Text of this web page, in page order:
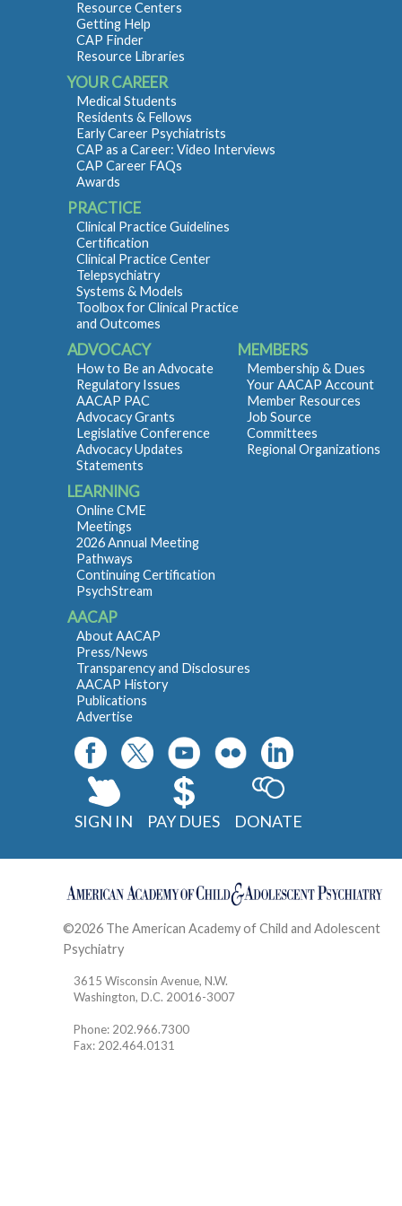
fracaso no debe considerarse negativo, si surgen
problemas con entrenadores, los padres deben
comunicarse en privado y, si persisten, considerar
retirar a sus hijos de la actividad. La participación
activa y el diálogo con los hijos fortalecen su
desarrollo de valores y habilidades que influyen en
su vida adulta, haciendo que las lecciones
aprendidas en los deportes sean fundamentales
para su formación personal y social.
Resource Centers
Getting Help
CAP Finder
Resource Libraries
YOUR CAREER
Medical Students
Residents & Fellows
Early Career Psychiatrists
CAP as a Career: Video Interviews
CAP Career FAQs
Awards
PRACTICE
Clinical Practice Guidelines
Certification
Clinical Practice Center
Telepsychiatry
Systems & Models
Toolbox for Clinical Practice
and Outcomes
ADVOCACY
How to Be an Advocate
Regulatory Issues
AACAP PAC
Advocacy Grants
Legislative Conference
Advocacy Updates
Statements
MEMBERS
Membership & Dues
Your AACAP Account
Member Resources
Job Source
Committees
Regional Organizations
LEARNING
Online CME
Meetings
2026 Annual Meeting
Pathways
Continuing Certification
PsychStream
AACAP
About AACAP
Press/News
Transparency and Disclosures
AACAP History
Publications
Advertise
SIGN IN PAY DUES DONATE
©2026 The American Academy of Child and Adolescent
Psychiatry
3615 Wisconsin Avenue, N.W.
Washington, D.C. 20016-3007
Phone: 202.966.7300
Fax: 202.464.0131